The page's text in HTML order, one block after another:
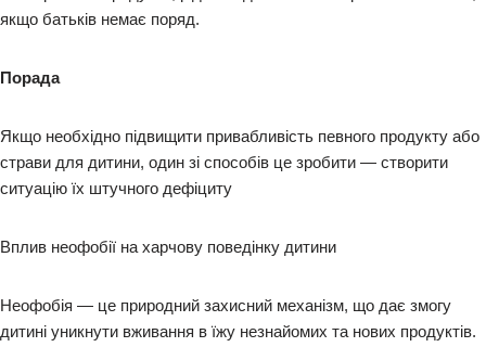
якщо батьків немає поряд.
Порада
Якщо необхідно підвищити привабливість певного продукту або
страви для дитини, один зі способів це зробити — створити
ситуацію їх штучного дефіциту
Вплив неофобії на харчову поведінку дитини
Неофобія — це природний захисний механізм, що дає змогу
дитині уникнути вживання в їжу незнайомих та нових продуктів.